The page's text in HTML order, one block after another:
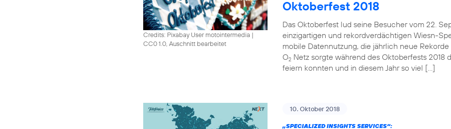
Credits: Pixabay User motointermedia |
CC0 1.0, Auschnitt bearbeitet
Oktoberfest 2018
Das Oktoberfest lud seine Besucher vom 22.
einzigartigen und rekordverdächtigen Wiesn-
mobile Datennutzung, die jährlich neue
O2 Netz sorgte während des Oktoberfests 2018
feiern konnten und in diesem Jahr so viel […]
10. Oktober 2018
„SPECIALIZED INSIGHTS SERVICES“: